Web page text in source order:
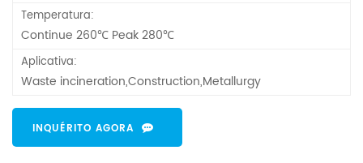
Temperatura:
Continue 260℃ Peak 280℃
Aplicativa:
Waste incineration,Construction,Metallurgy
INQUÉRITO AGORA